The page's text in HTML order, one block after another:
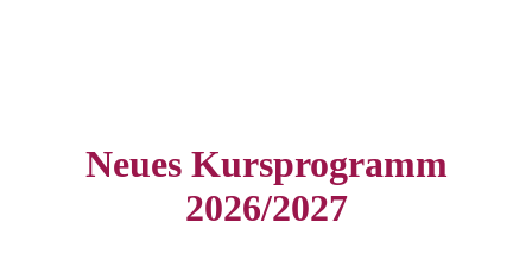
Neues Kursprogramm
2026/2027